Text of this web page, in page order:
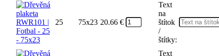
25 75x23 20.66 €
Text
na
štítok
/
štítky:
Text